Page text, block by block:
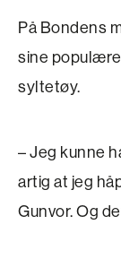
På Bondens
sine
syltetøy.
– Jeg kunne
artig at jeg
Gunvor. Og